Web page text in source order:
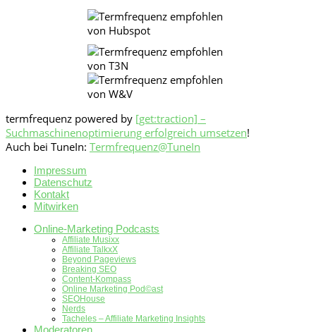
termfrequenz powered by [get:traction] –
Suchmaschinenoptimierung erfolgreich umsetzen!
Auch bei TuneIn: Termfrequenz@TuneIn
Impressum
Datenschutz
Kontakt
Mitwirken
Online-Marketing Podcasts
Affiliate Musixx
Affiliate TalkxX
Beyond Pageviews
Breaking SEO
Content-Kompass
Online Marketing Pod©ast
SEOHouse
Nerds
Tacheles – Affiliate Marketing Insights